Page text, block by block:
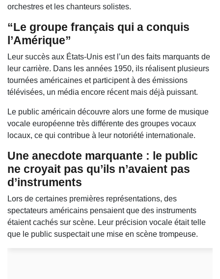
orchestres et les chanteurs solistes.
“Le groupe français qui a conquis
l’Amérique”
Leur succès aux États-Unis est l’un des faits marquants de
leur carrière. Dans les années 1950, ils réalisent plusieurs
tournées américaines et participent à des émissions
télévisées, un média encore récent mais déjà puissant.
Le public américain découvre alors une forme de musique
vocale européenne très différente des groupes vocaux
locaux, ce qui contribue à leur notoriété internationale.
Une anecdote marquante : le public
ne croyait pas qu’ils n’avaient pas
d’instruments
Lors de certaines premières représentations, des
spectateurs américains pensaient que des instruments
étaient cachés sur scène. Leur précision vocale était telle
que le public suspectait une mise en scène trompeuse.